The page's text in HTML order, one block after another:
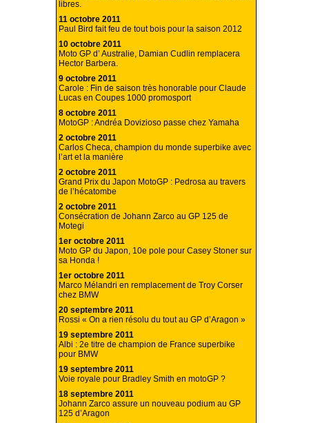
libres.
11 octobre 2011
Paul Bird fait feu de tout bois pour la saison 2012
10 octobre 2011
Moto GP d’ Australie, Damian Cudlin remplacera
Hector Barbera.
9 octobre 2011
Carole : Fin de saison très honorable pour Claude
Lucas en Coupes 1000 promosport
8 octobre 2011
MotoGP : Andréa Dovizioso passe chez Yamaha
2 octobre 2011
Carlos Checa, champion du monde superbike avec
l’art et la manière
2 octobre 2011
Grand Prix du Japon MotoGP : Pedrosa au travers
de l’hécatombe
2 octobre 2011
Consécration de Johann Zarco au GP 125 de
Motegi
1er octobre 2011
Moto GP du Japon, 10e pole pour Casey Stoner sur
sa Honda !
1er octobre 2011
Marco Mélandri en remplacement de Troy Corser
chez BMW
20 septembre 2011
Rossi « On a rien résolu du tout au GP d’Aragon »
19 septembre 2011
Albi : 2e titre de champion de France superbike
pour BMW
19 septembre 2011
Voie royale pour Bradley Smith en motoGP ?
18 septembre 2011
Johann Zarco assure un nouveau podium au GP
125 d’Aragon